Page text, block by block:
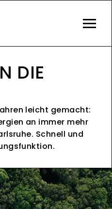
DIE
leicht gemacht:
an immer mehr
Schnell und